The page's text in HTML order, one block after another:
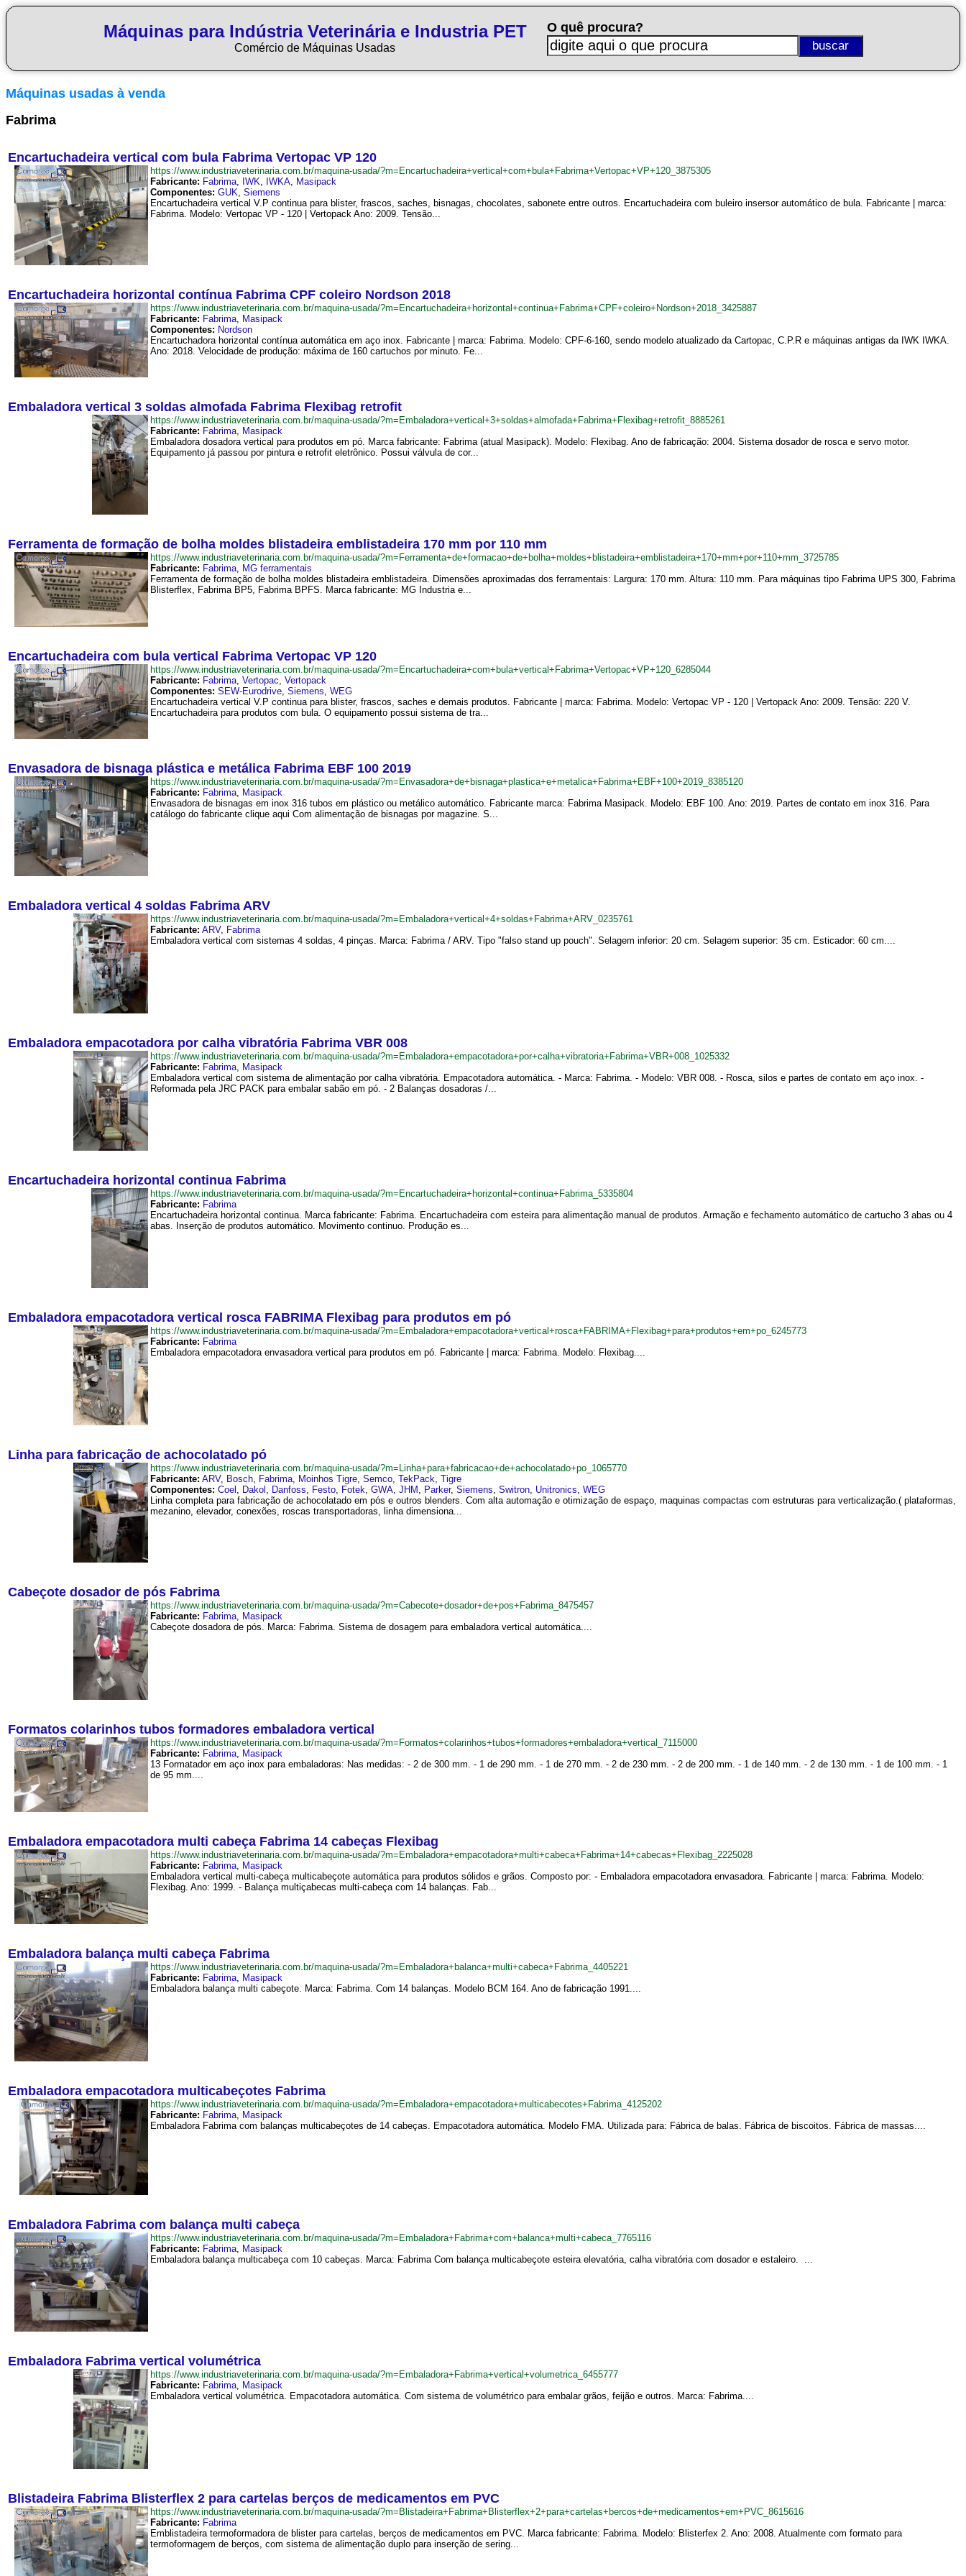
Máquinas para Indústria Veterinária e Industria PET
Comércio de Máquinas Usadas
O quê procura?
Máquinas usadas à venda
Fabrima
Encartuchadeira vertical com bula Fabrima Vertopac VP 120
https://www.industriaveterinaria.com.br/maquina-usada/?m=Encartuchadeira+vertical+com+bula+Fabrima+Vertopac+VP+120_3875305
Fabricante: Fabrima, IWK, IWKA, Masipack
Componentes: GUK, Siemens
Encartuchadeira vertical V.P continua para blister, frascos, saches, bisnagas, chocolates, sabonete entre outros. Encartuchadeira com buleiro insersor automático de bula. Fabricante | marca:
Fabrima. Modelo: Vertopac VP - 120 | Vertopack Ano: 2009. Tensão...
Encartuchadeira horizontal contínua Fabrima CPF coleiro Nordson 2018
https://www.industriaveterinaria.com.br/maquina-usada/?m=Encartuchadeira+horizontal+continua+Fabrima+CPF+coleiro+Nordson+2018_3425887
Fabricante: Fabrima, Masipack
Componentes: Nordson
Encartuchadora horizontal contínua automática em aço inox. Fabricante | marca: Fabrima. Modelo: CPF-6-160, sendo modelo atualizado da Cartopac, C.P.R e máquinas antigas da IWK IWKA.
Ano: 2018. Velocidade de produção: máxima de 160 cartuchos por minuto. Fe...
Embaladora vertical 3 soldas almofada Fabrima Flexibag retrofit
https://www.industriaveterinaria.com.br/maquina-usada/?m=Embaladora+vertical+3+soldas+almofada+Fabrima+Flexibag+retrofit_8885261
Fabricante: Fabrima, Masipack
Embaladora dosadora vertical para produtos em pó. Marca fabricante: Fabrima (atual Masipack). Modelo: Flexibag. Ano de fabricação: 2004. Sistema dosador de rosca e servo motor.
Equipamento já passou por pintura e retrofit eletrônico. Possui válvula de cor...
Ferramenta de formação de bolha moldes blistadeira emblistadeira 170 mm por 110 mm
https://www.industriaveterinaria.com.br/maquina-usada/?m=Ferramenta+de+formacao+de+bolha+moldes+blistadeira+emblistadeira+170+mm+por+110+mm_3725785
Fabricante: Fabrima, MG ferramentais
Ferramenta de formação de bolha moldes blistadeira emblistadeira. Dimensões aproximadas dos ferramentais: Largura: 170 mm. Altura: 110 mm. Para máquinas tipo Fabrima UPS 300, Fabrima
Blisterflex, Fabrima BP5, Fabrima BPFS. Marca fabricante: MG Industria e...
Encartuchadeira com bula vertical Fabrima Vertopac VP 120
https://www.industriaveterinaria.com.br/maquina-usada/?m=Encartuchadeira+com+bula+vertical+Fabrima+Vertopac+VP+120_6285044
Fabricante: Fabrima, Vertopac, Vertopack
Componentes: SEW-Eurodrive, Siemens, WEG
Encartuchadeira vertical V.P continua para blister, frascos, saches e demais produtos. Fabricante | marca: Fabrima. Modelo: Vertopac VP - 120 | Vertopack Ano: 2009. Tensão: 220 V.
Encartuchadeira para produtos com bula. O equipamento possui sistema de tra...
Envasadora de bisnaga plástica e metálica Fabrima EBF 100 2019
https://www.industriaveterinaria.com.br/maquina-usada/?m=Envasadora+de+bisnaga+plastica+e+metalica+Fabrima+EBF+100+2019_8385120
Fabricante: Fabrima, Masipack
Envasadora de bisnagas em inox 316 tubos em plástico ou metálico automático. Fabricante marca: Fabrima Masipack. Modelo: EBF 100. Ano: 2019. Partes de contato em inox 316. Para
catálogo do fabricante clique aqui Com alimentação de bisnagas por magazine. S...
Embaladora vertical 4 soldas Fabrima ARV
https://www.industriaveterinaria.com.br/maquina-usada/?m=Embaladora+vertical+4+soldas+Fabrima+ARV_0235761
Fabricante: ARV, Fabrima
Embaladora vertical com sistemas 4 soldas, 4 pinças. Marca: Fabrima / ARV. Tipo "falso stand up pouch". Selagem inferior: 20 cm. Selagem superior: 35 cm. Esticador: 60 cm....
Embaladora empacotadora por calha vibratória Fabrima VBR 008
https://www.industriaveterinaria.com.br/maquina-usada/?m=Embaladora+empacotadora+por+calha+vibratoria+Fabrima+VBR+008_1025332
Fabricante: Fabrima, Masipack
Embaladora vertical com sistema de alimentação por calha vibratória. Empacotadora automática. - Marca: Fabrima. - Modelo: VBR 008. - Rosca, silos e partes de contato em aço inox. -
Reformada pela JRC PACK para embalar sabão em pó. - 2 Balanças dosadoras /...
Encartuchadeira horizontal continua Fabrima
https://www.industriaveterinaria.com.br/maquina-usada/?m=Encartuchadeira+horizontal+continua+Fabrima_5335804
Fabricante: Fabrima
Encartuchadeira horizontal continua. Marca fabricante: Fabrima. Encartuchadeira com esteira para alimentação manual de produtos. Armação e fechamento automático de cartucho 3 abas ou 4
abas. Inserção de produtos automático. Movimento continuo. Produção es...
Embaladora empacotadora vertical rosca FABRIMA Flexibag para produtos em pó
https://www.industriaveterinaria.com.br/maquina-usada/?m=Embaladora+empacotadora+vertical+rosca+FABRIMA+Flexibag+para+produtos+em+po_6245773
Fabricante: Fabrima
Embaladora empacotadora envasadora vertical para produtos em pó. Fabricante | marca: Fabrima. Modelo: Flexibag....
Linha para fabricação de achocolatado pó
https://www.industriaveterinaria.com.br/maquina-usada/?m=Linha+para+fabricacao+de+achocolatado+po_1065770
Fabricante: ARV, Bosch, Fabrima, Moinhos Tigre, Semco, TekPack, Tigre
Componentes: Coel , Dakol , Danfoss, Festo, Fotek, GWA, JHM , Parker, Siemens, Switron, Unitronics, WEG
Linha completa para fabricação de achocolatado em pós e outros blenders. Com alta automação e otimização de espaço, maquinas compactas com estruturas para verticalização.( plataformas,
mezanino, elevador, conexões, roscas transportadoras, linha dimensiona...
Cabeçote dosador de pós Fabrima
https://www.industriaveterinaria.com.br/maquina-usada/?m=Cabecote+dosador+de+pos+Fabrima_8475457
Fabricante: Fabrima, Masipack
Cabeçote dosadora de pós. Marca: Fabrima. Sistema de dosagem para embaladora vertical automática....
Formatos colarinhos tubos formadores embaladora vertical
https://www.industriaveterinaria.com.br/maquina-usada/?m=Formatos+colarinhos+tubos+formadores+embaladora+vertical_7115000
Fabricante: Fabrima, Masipack
13 Formatador em aço inox para embaladoras: Nas medidas: - 2 de 300 mm. - 1 de 290 mm. - 1 de 270 mm. - 2 de 230 mm. - 2 de 200 mm. - 1 de 140 mm. - 2 de 130 mm. - 1 de 100 mm. - 1
de 95 mm....
Embaladora empacotadora multi cabeça Fabrima 14 cabeças Flexibag
https://www.industriaveterinaria.com.br/maquina-usada/?m=Embaladora+empacotadora+multi+cabeca+Fabrima+14+cabecas+Flexibag_2225028
Fabricante: Fabrima, Masipack
Embaladora vertical multi-cabeça multicabeçote automática para produtos sólidos e grãos. Composto por: - Embaladora empacotadora envasadora. Fabricante | marca: Fabrima. Modelo:
Flexibag. Ano: 1999. - Balança multiçabecas multi-cabeça com 14 balanças. Fab...
Embaladora balança multi cabeça Fabrima
https://www.industriaveterinaria.com.br/maquina-usada/?m=Embaladora+balanca+multi+cabeca+Fabrima_4405221
Fabricante: Fabrima, Masipack
Embaladora balança multi cabeçote. Marca: Fabrima. Com 14 balanças. Modelo BCM 164. Ano de fabricação 1991....
Embaladora empacotadora multicabeçotes Fabrima
https://www.industriaveterinaria.com.br/maquina-usada/?m=Embaladora+empacotadora+multicabecotes+Fabrima_4125202
Fabricante: Fabrima, Masipack
Embaladora Fabrima com balanças multicabeçotes de 14 cabeças. Empacotadora automática. Modelo FMA. Utilizada para: Fábrica de balas. Fábrica de biscoitos. Fábrica de massas....
Embaladora Fabrima com balança multi cabeça
https://www.industriaveterinaria.com.br/maquina-usada/?m=Embaladora+Fabrima+com+balanca+multi+cabeca_7765116
Fabricante: Fabrima, Masipack
Embaladora balança multicabeça com 10 cabeças. Marca: Fabrima Com balança multicabeçote esteira elevatória, calha vibratória com dosador e estaleiro. ...
Embaladora Fabrima vertical volumétrica
https://www.industriaveterinaria.com.br/maquina-usada/?m=Embaladora+Fabrima+vertical+volumetrica_6455777
Fabricante: Fabrima, Masipack
Embaladora vertical volumétrica. Empacotadora automática. Com sistema de volumétrico para embalar grãos, feijão e outros. Marca: Fabrima....
Blistadeira Fabrima Blisterflex 2 para cartelas berços de medicamentos em PVC
https://www.industriaveterinaria.com.br/maquina-usada/?m=Blistadeira+Fabrima+Blisterflex+2+para+cartelas+bercos+de+medicamentos+em+PVC_8615616
Fabricante: Fabrima
Emblistadeira termoformadora de blister para cartelas, berços de medicamentos em PVC. Marca fabricante: Fabrima. Modelo: Blisterfex 2. Ano: 2008. Atualmente com formato para
termoformagem de berços, com sistema de alimentação duplo para inserção de sering...